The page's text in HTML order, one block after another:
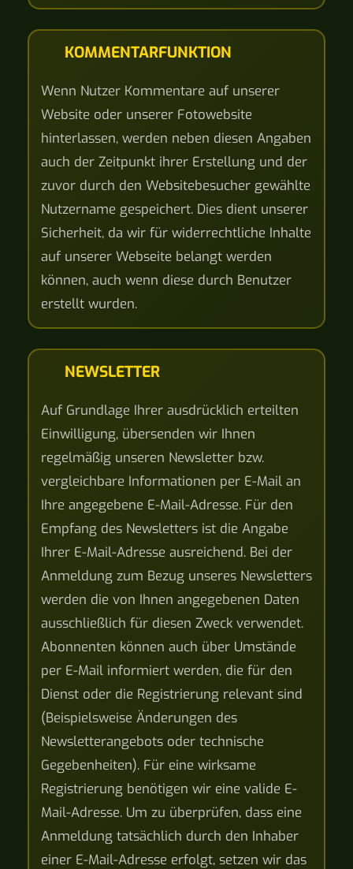
KOMMENTARFUNKTION
Wenn Nutzer Kommentare auf unserer
Website oder unserer Fotowebsite
hinterlassen, werden neben diesen Angaben
auch der Zeitpunkt ihrer Erstellung und der
zuvor durch den Websitebesucher gewählte
Nutzername gespeichert. Dies dient unserer
Sicherheit, da wir für widerrechtliche Inhalte
auf unserer Webseite belangt werden
können, auch wenn diese durch Benutzer
erstellt wurden.
NEWSLETTER
Auf Grundlage Ihrer ausdrücklich erteilten
Einwilligung, übersenden wir Ihnen
regelmäßig unseren Newsletter bzw.
vergleichbare Informationen per E-Mail an
Ihre angegebene E-Mail-Adresse. Für den
Empfang des Newsletters ist die Angabe
Ihrer E-Mail-Adresse ausreichend. Bei der
Anmeldung zum Bezug unseres Newsletters
werden die von Ihnen angegebenen Daten
ausschließlich für diesen Zweck verwendet.
Abonnenten können auch über Umstände
per E-Mail informiert werden, die für den
Dienst oder die Registrierung relevant sind
(Beispielsweise Änderungen des
Newsletterangebots oder technische
Gegebenheiten). Für eine wirksame
Registrierung benötigen wir eine valide E-
Mail-Adresse. Um zu überprüfen, dass eine
Anmeldung tatsächlich durch den Inhaber
einer E-Mail-Adresse erfolgt, setzen wir das